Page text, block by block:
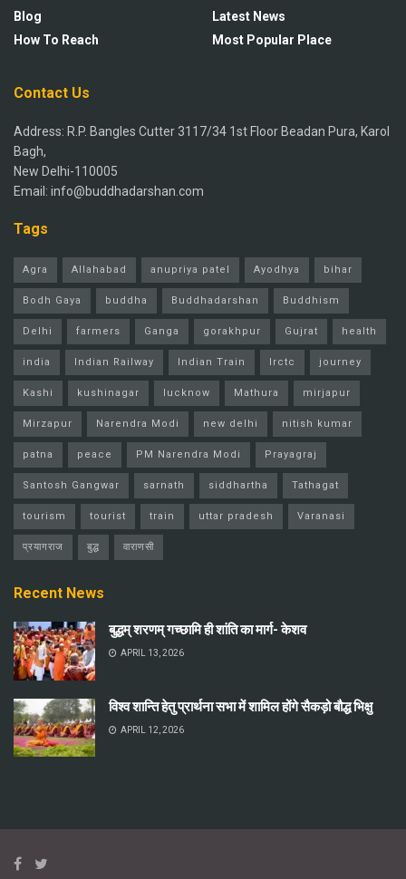
Blog
How To Reach
Latest News
Most Popular Place
Contact Us
Address: R.P. Bangles Cutter 3117/34 1st Floor Beadan Pura, Karol
Bagh,
New Delhi-110005
Email: info@buddhadarshan.com
Tags
Agra Allahabad anupriya patel Ayodhya bihar
Bodh Gaya buddha Buddhadarshan Buddhism
Delhi farmers Ganga gorakhpur Gujrat health
india Indian Railway Indian Train Irctc journey
Kashi kushinagar lucknow Mathura mirjapur
Mirzapur Narendra Modi new delhi nitish kumar
patna peace PM Narendra Modi Prayagraj
Santosh Gangwar sarnath siddhartha Tathagat
tourism tourist train uttar pradesh Varanasi
प्रयागराज बुद्ध वाराणसी
Recent News
बुद्धम् शरणम् गच्छामि ही शांति का मार्ग- केशव
APRIL 13, 2026
विश्व शान्ति हेतु प्रार्थना सभा में शामिल होंगे सैकड़ो बौद्ध भिक्षु
APRIL 12, 2026